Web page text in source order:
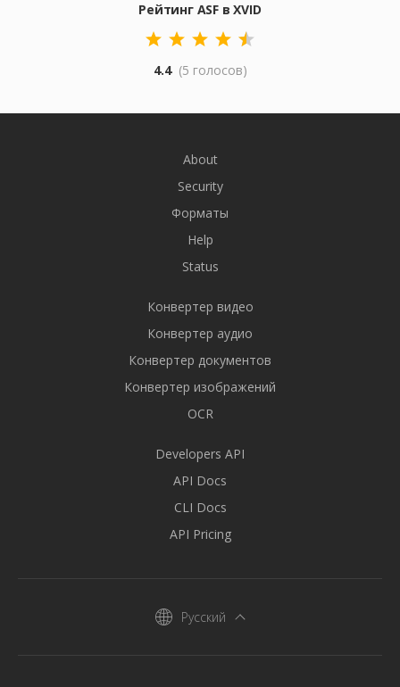
Рейтинг ASF в XVID
4.4 (5 голосов)
About
Security
Форматы
Help
Status
Конвертер видео
Конвертер аудио
Конвертер документов
Конвертер изображений
OCR
Developers API
API Docs
CLI Docs
API Pricing
Русский